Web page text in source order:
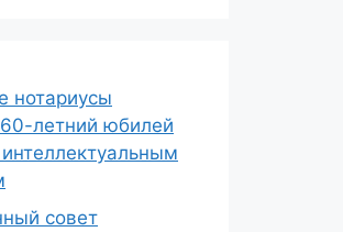
нотариусы
летний юбилей
совет